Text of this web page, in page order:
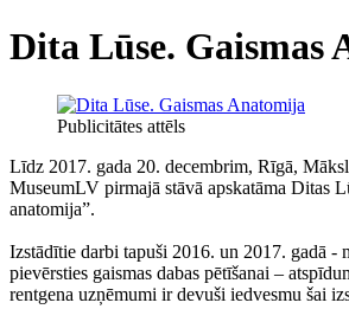
Dita Lūse. Gaismas
Publicitātes attēls
Līdz 2017. gada 20. decembrim, Rīgā,
MuseumLV pirmajā stāvā apskatāma Ditas
anatomija”.
Izstādītie darbi tapuši 2016. un 2017. gadā -
pievērsties gaismas dabas pētīšanai –
rentgena uzņēmumi ir devuši iedvesmu šai